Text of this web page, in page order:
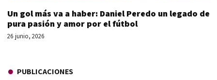
Un gol más va a haber: Daniel Peredo un legado de
pura pasión y amor por el fútbol
26 junio, 2026
PUBLICACIONES